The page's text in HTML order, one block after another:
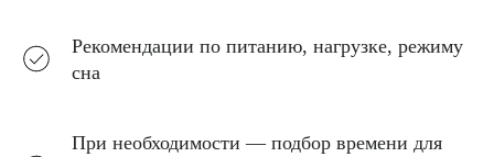
Рекомендации по питанию, нагрузке, режиму
сна
При необходимости — подбор времени для
соглашаетесь с
конфиденциальности